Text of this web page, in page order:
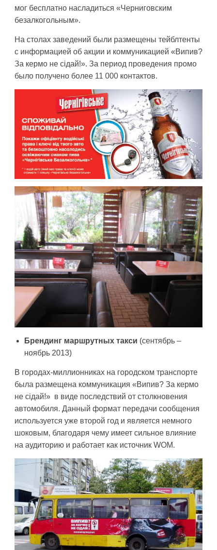
мог бесплатно насладиться «Черниговским
безалкогольным».
На столах заведений были размещены тейблтенты
с информацией об акции и коммуникацией «Випив?
За кермо не сідай!». За период проведения промо
было получено более 11 000 контактов.
Брендинг маршрутных такси (сентябрь –
ноябрь 2013)
В городах-миллионниках на городском транспорте
была размещена коммуникация «Випив? За кермо
не сідай!» в виде последствий от столкновения
автомобиля. Данный формат передачи сообщения
используется уже второй год и является немного
шоковым, благодаря чему имеет сильное влияние
на аудиторию и работает как источник WOM.